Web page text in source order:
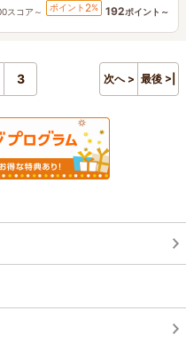
スコア～ ポイント 2% 192ポイント～
3 次へ > 最後 >|